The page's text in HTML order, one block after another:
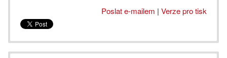
Poslat e-mailem | Verze pro tisk